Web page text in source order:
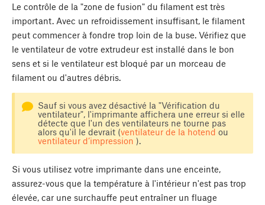
Le contrôle de la "zone de fusion" du filament est très
important. Avec un refroidissement insuffisant, le filament
peut commencer à fondre trop loin de la buse. Vérifiez que
le ventilateur de votre extrudeur est installé dans le bon
sens et si le ventilateur est bloqué par un morceau de
filament ou d'autres débris.
Sauf si vous avez désactivé la "Vérification du
ventilateur", l'imprimante affichera une erreur si elle
détecte que l'un des ventilateurs ne tourne pas
alors qu'il le devrait (ventilateur de la hotend ou
ventilateur d’impression ).
Si vous utilisez votre imprimante dans une enceinte,
assurez-vous que la température à l'intérieur n'est pas trop
élevée, car une surchauffe peut entraîner un fluage